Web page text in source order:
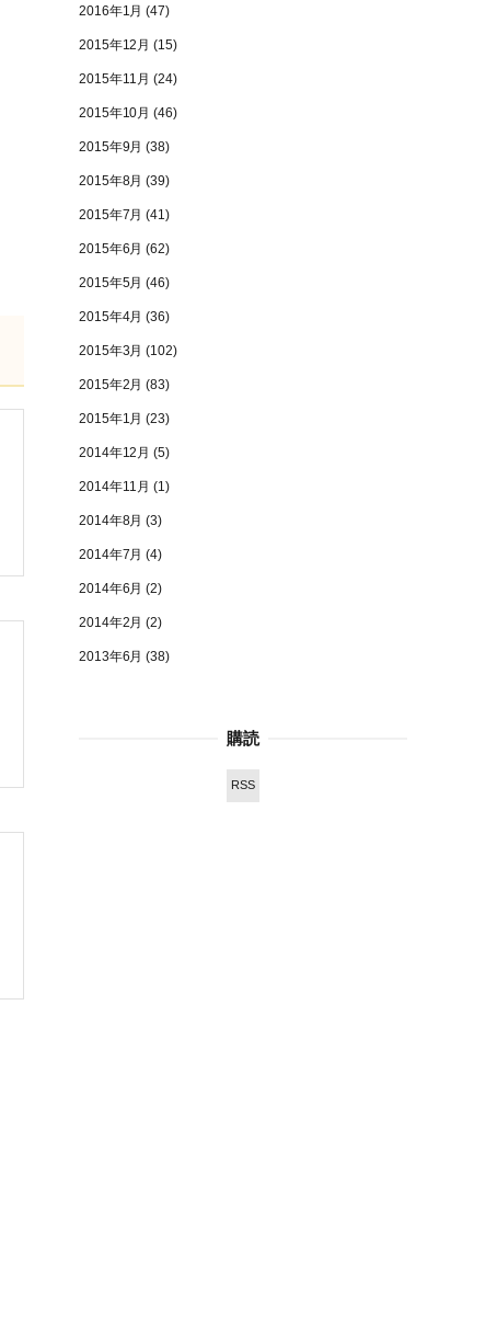
2016年1月 (47)
2015年12月 (15)
2015年11月 (24)
2015年10月 (46)
2015年9月 (38)
2015年8月 (39)
2015年7月 (41)
2015年6月 (62)
2015年5月 (46)
2015年4月 (36)
2015年3月 (102)
2015年2月 (83)
2015年1月 (23)
2014年12月 (5)
2014年11月 (1)
2014年8月 (3)
2014年7月 (4)
2014年6月 (2)
2014年2月 (2)
2013年6月 (38)
購読
RSS